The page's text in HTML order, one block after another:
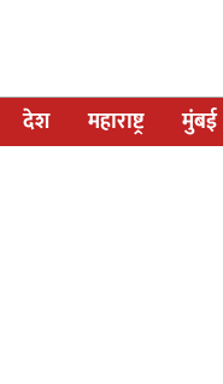
देश महाराष्ट्र मुंबई